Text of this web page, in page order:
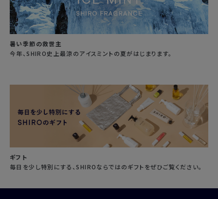
暑い季節の救世主
今年、SHIRO史上最涼のアイスミントの夏がはじまります。
ギフト
毎日を少し特別にする、SHIROならではのギフトをぜひご覧ください。